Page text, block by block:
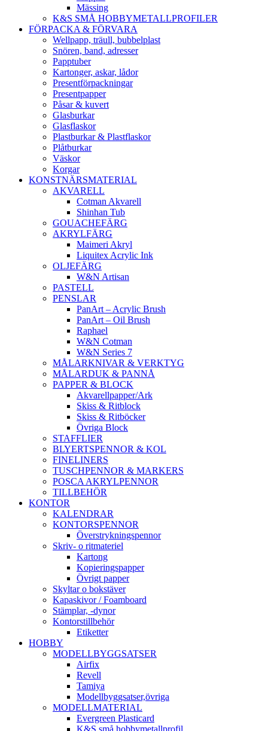
Mässing
K&S SMÅ HOBBYMETALLPROFILER
FÖRPACKA & FÖRVARA
Wellpapp, träull, bubbelplast
Snören, band, adresser
Papptuber
Kartonger, askar, lådor
Presentförpackningar
Presentpapper
Påsar & kuvert
Glasburkar
Glasflaskor
Plastburkar & Plastflaskor
Plåtburkar
Väskor
Korgar
KONSTNÄRSMATERIAL
AKVARELL
Cotman Akvarell
Shinhan Tub
GOUACHEFÄRG
AKRYLFÄRG
Maimeri Akryl
Liquitex Acrylic Ink
OLJEFÄRG
W&N Artisan
PASTELL
PENSLAR
PanArt – Acrylic Brush
PanArt – Oil Brush
Raphael
W&N Cotman
W&N Series 7
MÅLARKNIVAR & VERKTYG
MÅLARDUK & PANNÅ
PAPPER & BLOCK
Akvarellpapper/Ark
Skiss & Ritblock
Skiss & Ritböcker
Övriga Block
STAFFLIER
BLYERTSPENNOR & KOL
FINELINERS
TUSCHPENNOR & MARKERS
POSCA AKRYLPENNOR
TILLBEHÖR
KONTOR
KALENDRAR
KONTORSPENNOR
Överstrykningspennor
Skriv- o ritmateriel
Kartong
Kopieringspapper
Övrigt papper
Skyltar o bokstäver
Kapaskivor / Foamboard
Stämplar, -dynor
Kontorstillbehör
Etiketter
HOBBY
MODELLBYGGSATSER
Airfix
Revell
Tamiya
Modellbyggsatser,övriga
MODELLMATERIAL
Evergreen Plasticard
K&S små hobbymetallprofil